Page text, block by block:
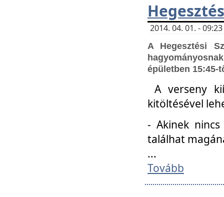
2014. 04. 01. -
A Hegesztési
épületben 15:45-
A verseny
kitöltésével
- Akinek
találhat
...
Tovább